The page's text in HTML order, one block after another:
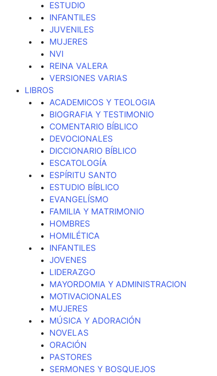
ESTUDIO
INFANTILES
JUVENILES
MUJERES
NVI
REINA VALERA
VERSIONES VARIAS
LIBROS
ACADEMICOS Y TEOLOGIA
BIOGRAFIA Y TESTIMONIO
COMENTARIO BÍBLICO
DEVOCIONALES
DICCIONARIO BÍBLICO
ESCATOLOGÍA
ESPÍRITU SANTO
ESTUDIO BÍBLICO
EVANGELÍSMO
FAMILIA Y MATRIMONIO
HOMBRES
HOMILÉTICA
INFANTILES
JOVENES
LIDERAZGO
MAYORDOMIA Y ADMINISTRACION
MOTIVACIONALES
MUJERES
MÚSICA Y ADORACIÓN
NOVELAS
ORACIÓN
PASTORES
SERMONES Y BOSQUEJOS